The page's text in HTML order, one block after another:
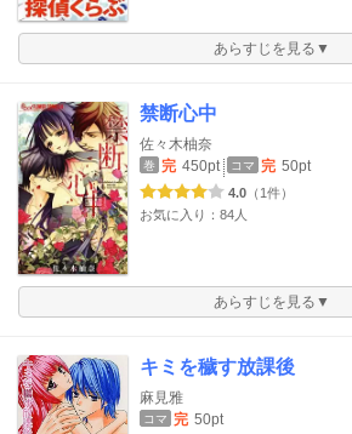
あらすじを見る▼
禁断心中
佐々木柚奈
巻 完 450pt コマ 完 50pt
4.0 （1件）
お気に入り：84人
あらすじを見る▼
キミを穢す放課後
麻見雅
コマ 完 50pt